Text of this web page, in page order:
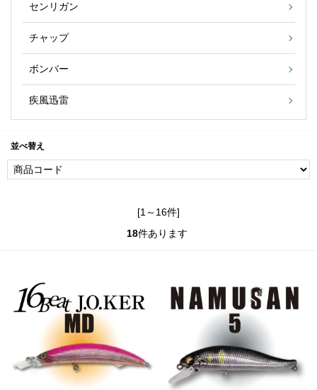
センリガン
チャップ
ボンバー
疾風迅雷
並べ替え
[1～16件]
18件あります